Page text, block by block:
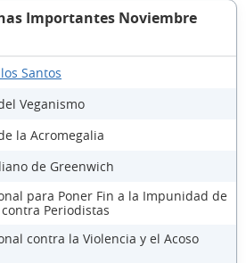
Importantes Noviembre
Santos
Veganismo
la Acromegalia
de Greenwich
para Poner Fin a la Impunidad de
Periodistas
contra la Violencia y el Acoso